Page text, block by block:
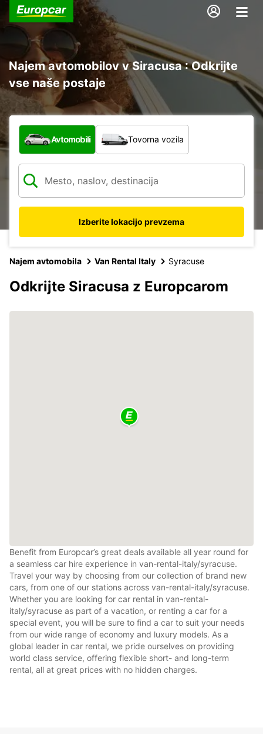
Najem avtomobilov v Siracusa : Odkrijte
vse naše postaje
Katera vrsta vozila?
Avtomobili Tovorna vozila
Izberite lokacijo prevzema
Najem avtomobila Van Rental Italy Syracuse
Odkrijte Siracusa z Europcarom
Benefit from Europcar’s great deals available all year round for
a seamless car hire experience in van-rental-italy/syracuse.
Travel your way by choosing from our collection of brand new
cars, from one of our stations across van-rental-italy/syracuse.
Whether you are looking for car rental in van-rental-
italy/syracuse as part of a vacation, or renting a car for a
special event, you will be sure to find a car to suit your needs
from our wide range of economy and luxury models. As a
global leader in car rental, we pride ourselves on providing
world class service, offering flexible short- and long-term
rental, all at great prices with no hidden charges.